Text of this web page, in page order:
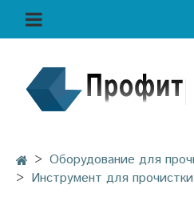
Оборудование для
Инструмент для